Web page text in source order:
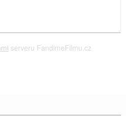
serveru FandimeFilmu.cz